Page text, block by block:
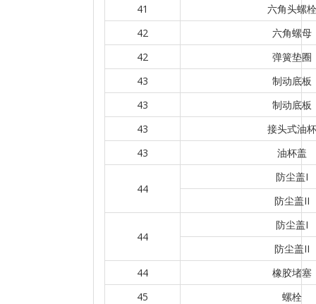
41
六角头螺栓
42
六角螺母
42
弹簧垫圈
43
制动底板
43
制动底板
43
接头式油杯
43
油杯盖
44
防尘盖I
防尘盖II
44
防尘盖I
防尘盖II
44
橡胶堵塞
45
螺栓